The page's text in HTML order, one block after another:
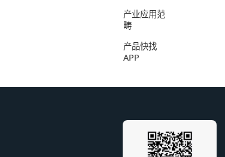
产业应用范
畴
产品快找
APP